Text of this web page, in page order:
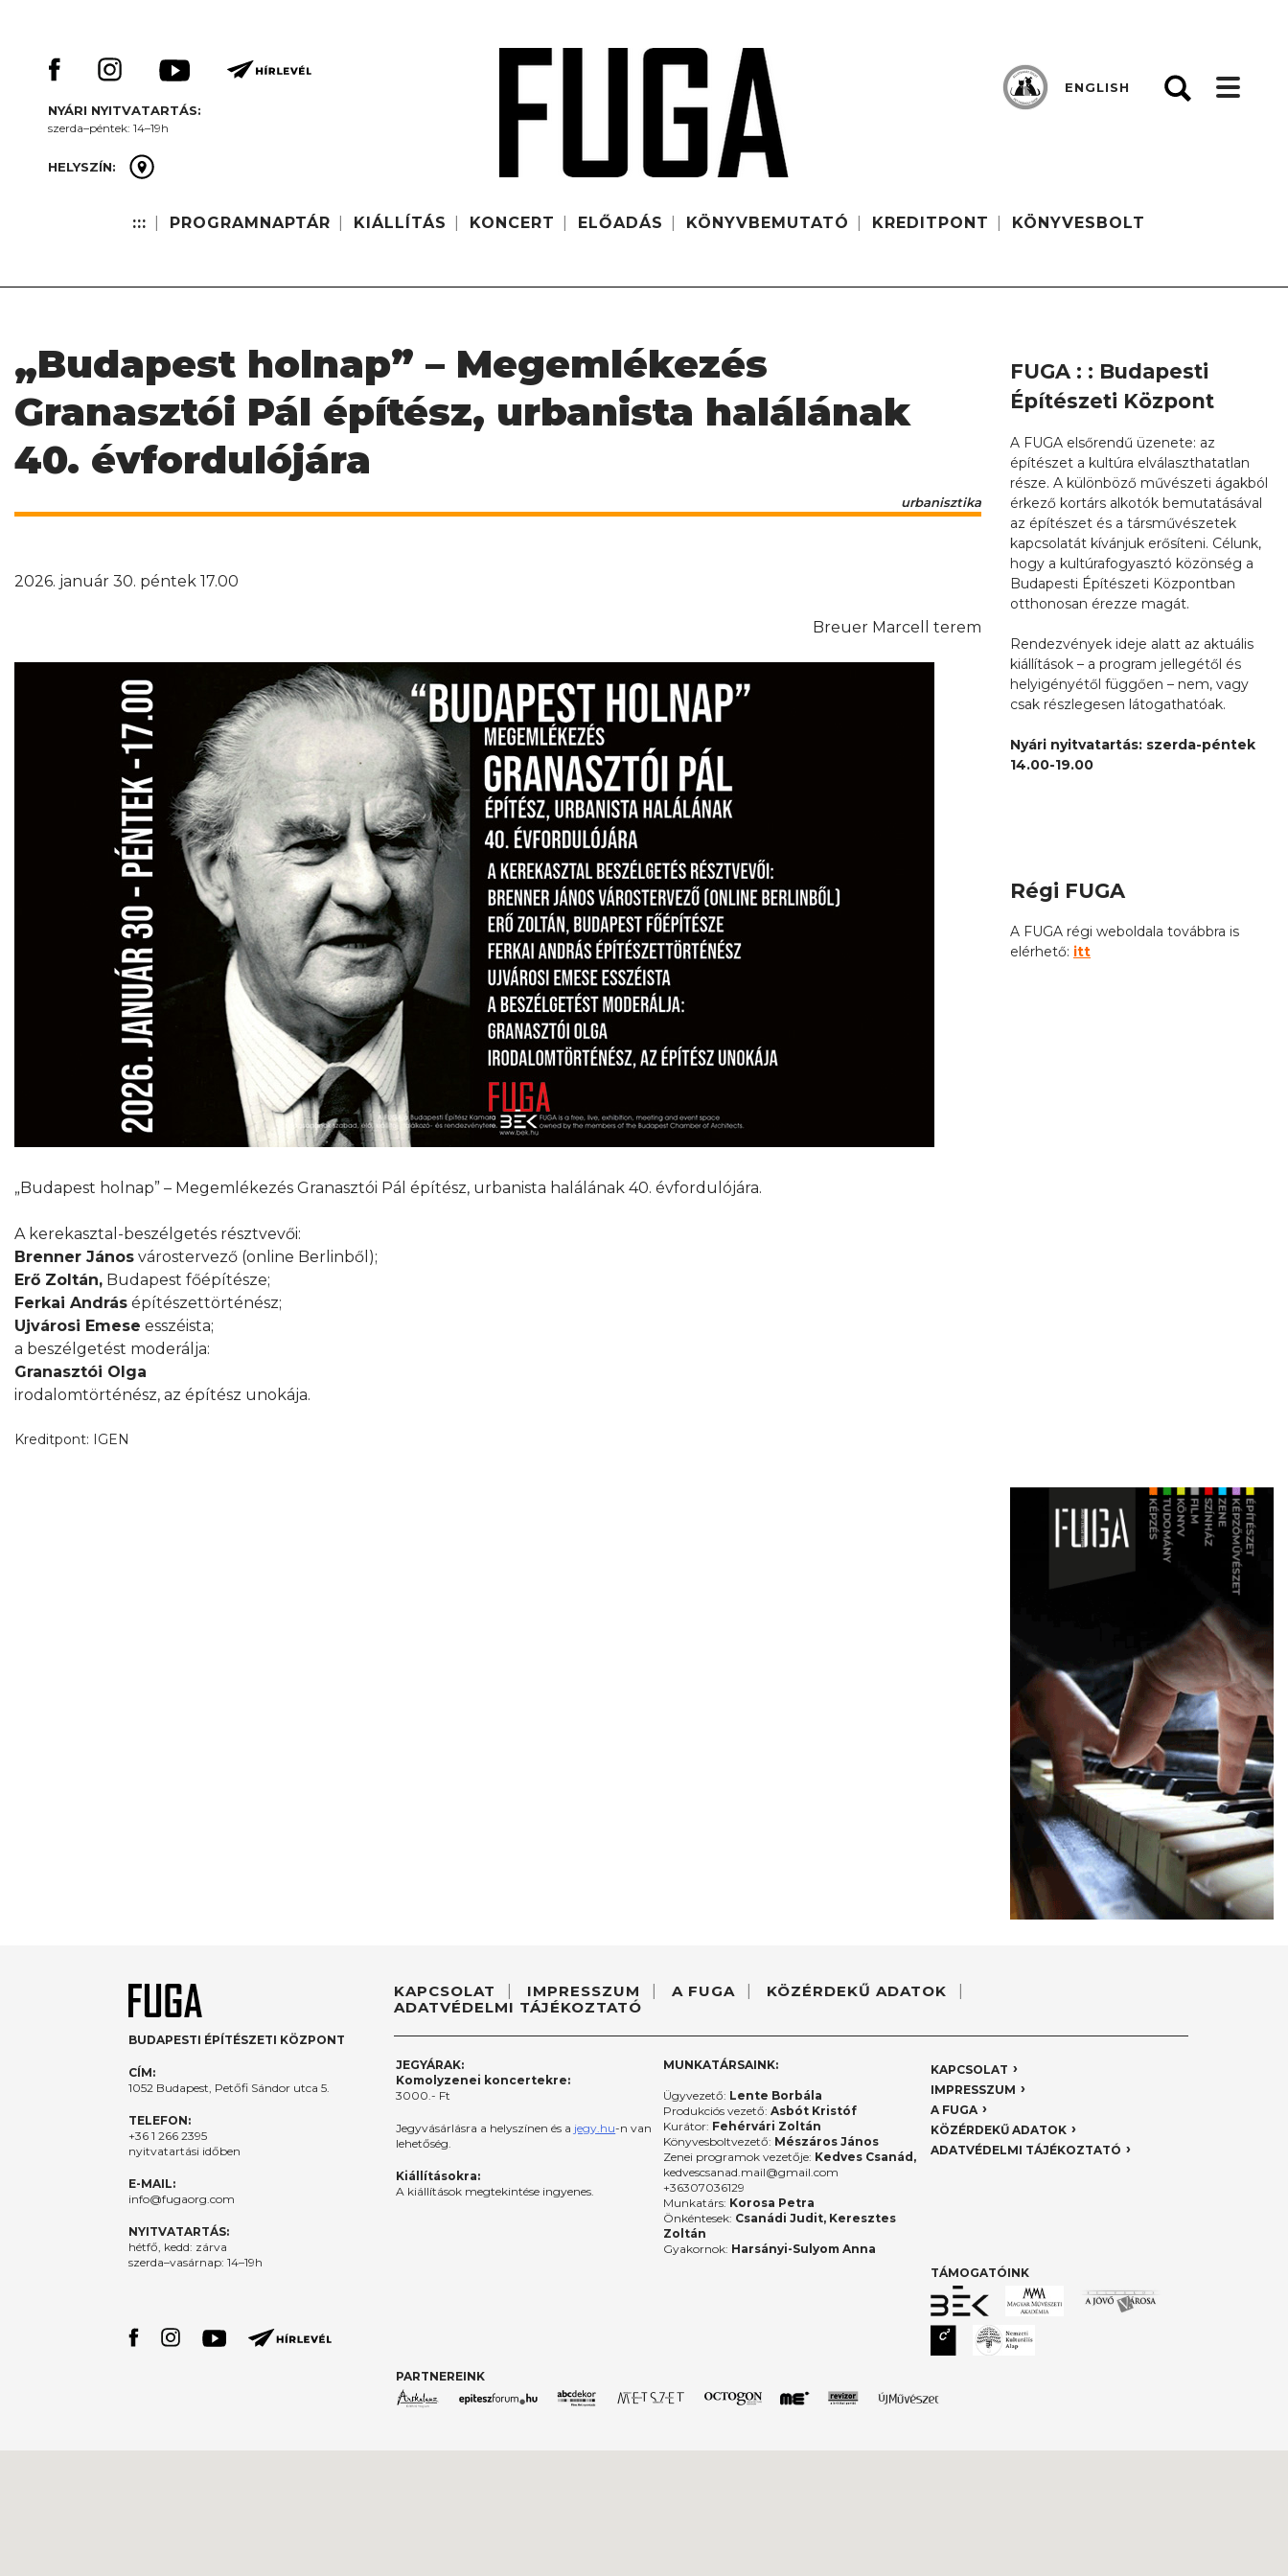
NYÁRI NYITVATARTÁS:
szerda–péntek: 14–19h
HELYSZÍN:
::: PROGRAMNAPTÁR KIÁLLÍTÁS KONCERT ELŐADÁS KÖNYVBEMUTATÓ KREDITPONT KÖNYVESBOLT
ENGLISH
„Budapest holnap” – Megemlékezés
Granasztói Pál építész, urbanista halálának
40. évfordulójára
urbanisztika
2026. január 30. péntek 17.00
Breuer Marcell terem
„Budapest holnap” – Megemlékezés Granasztói Pál építész, urbanista halálának 40. évfordulójára.
A kerekasztal-beszélgetés résztvevői:
Brenner János várostervező (online Berlinből);
Erő Zoltán, Budapest főépítésze;
Ferkai András építészettörténész;
Ujvárosi Emese esszéista;
a beszélgetést moderálja:
Granasztói Olga
irodalomtörténész, az építész unokája.
Kreditpont: IGEN
FUGA : : Budapesti
Építészeti Központ
A FUGA elsőrendű üzenete: az
építészet a kultúra elválaszthatatlan
része. A különböző művészeti ágakból
érkező kortárs alkotók bemutatásával
az építészet és a társművészetek
kapcsolatát kívánjuk erősíteni. Célunk,
hogy a kultúrafogyasztó közönség a
Budapesti Építészeti Központban
otthonosan érezze magát.
Rendezvények ideje alatt az aktuális
kiállítások – a program jellegétől és
helyigényétől függően – nem, vagy
csak részlegesen látogathatóak.
Nyári nyitvatartás: szerda-péntek
14.00-19.00
Régi FUGA
A FUGA régi weboldala továbbra is
elérhető: itt
BUDAPESTI ÉPÍTÉSZETI KÖZPONT
CÍM:
1052 Budapest, Petőfi Sándor utca 5.
TELEFON:
+36 1 266 2395
nyitvatartási időben
E-MAIL:
info@fugaorg.com
NYITVATARTÁS:
hétfő, kedd: zárva
szerda–vasárnap: 14–19h
KAPCSOLAT IMPRESSZUM A FUGA
KÖZÉRDEKŰ ADATOK
ADATVÉDELMI TÁJÉKOZTATÓ
JEGYÁRAK:
Komolyzenei koncertekre:
3000.- Ft
Jegyvásárlásra a helyszínen és a jegy.hu-n van
lehetőség.
Kiállításokra:
A kiállítások megtekintése ingyenes.
MUNKATÁRSAINK:
Ügyvezető: Lente Borbála
Produkciós vezető: Asbót Kristóf
Kurátor: Fehérvári Zoltán
Könyvesboltvezető: Mészáros János
Zenei programok vezetője: Kedves Csanád,
kedvescsanad.mail@gmail.com
+36307036129
Munkatárs: Korosa Petra
Önkéntesek: Csanádi Judit, Keresztes
Zoltán
Gyakornok: Harsányi-Sulyom Anna
KAPCSOLAT
IMPRESSZUM
A FUGA
KÖZÉRDEKŰ ADATOK
ADATVÉDELMI TÁJÉKOZTATÓ
TÁMOGATÓINK
PARTNEREINK